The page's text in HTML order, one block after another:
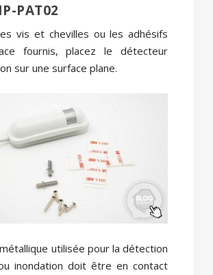
PAT02
vis et chevilles ou les adhésifs
fournis, placez le détecteur
sur une surface plane.
utilisée pour la détection
inondation doit être en contact